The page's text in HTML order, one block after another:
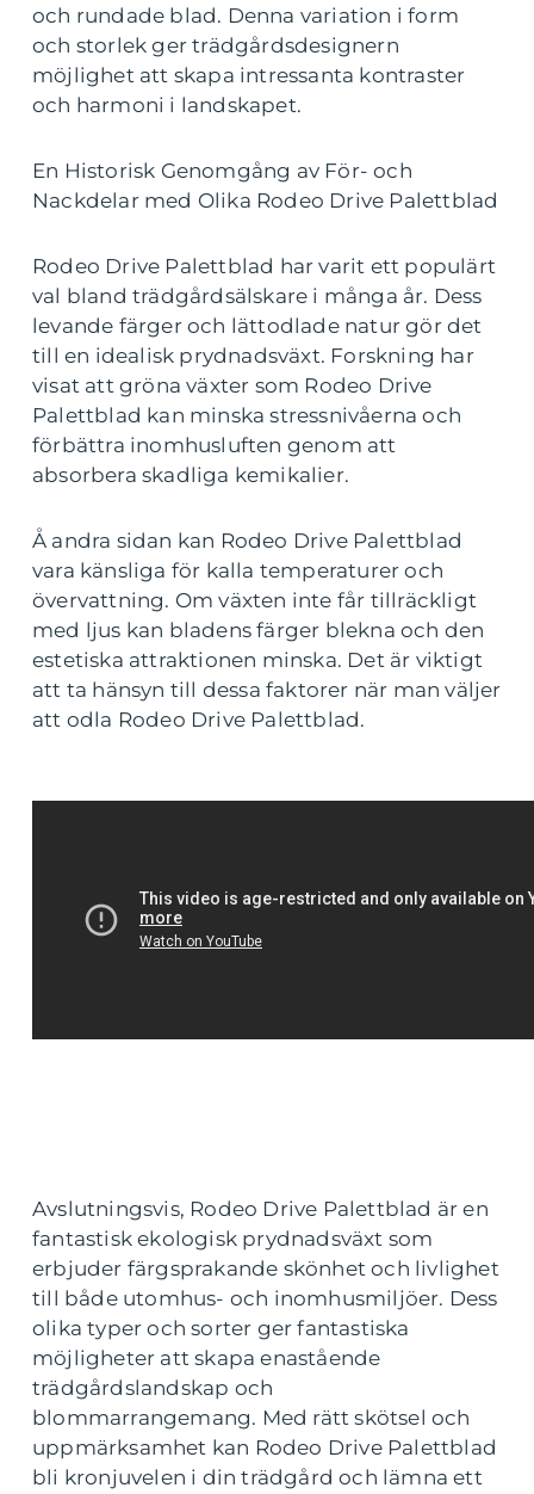
och rundade blad. Denna variation i form
och storlek ger trädgårdsdesignern
möjlighet att skapa intressanta kontraster
och harmoni i landskapet.
En Historisk Genomgång av För- och
Nackdelar med Olika Rodeo Drive Palettblad
Rodeo Drive Palettblad har varit ett populärt
val bland trädgårdsälskare i många år. Dess
levande färger och lättodlade natur gör det
till en idealisk prydnadsväxt. Forskning har
visat att gröna växter som Rodeo Drive
Palettblad kan minska stressnivåerna och
förbättra inomhusluften genom att
absorbera skadliga kemikalier.
Å andra sidan kan Rodeo Drive Palettblad
vara känsliga för kalla temperaturer och
övervattning. Om växten inte får tillräckligt
med ljus kan bladens färger blekna och den
estetiska attraktionen minska. Det är viktigt
att ta hänsyn till dessa faktorer när man väljer
att odla Rodeo Drive Palettblad.
Avslutningsvis, Rodeo Drive Palettblad är en
fantastisk ekologisk prydnadsväxt som
erbjuder färgsprakande skönhet och livlighet
till både utomhus- och inomhusmiljöer. Dess
olika typer och sorter ger fantastiska
möjligheter att skapa enastående
trädgårdslandskap och
blommarrangemang. Med rätt skötsel och
uppmärksamhet kan Rodeo Drive Palettblad
bli kronjuvelen i din trädgård och lämna ett